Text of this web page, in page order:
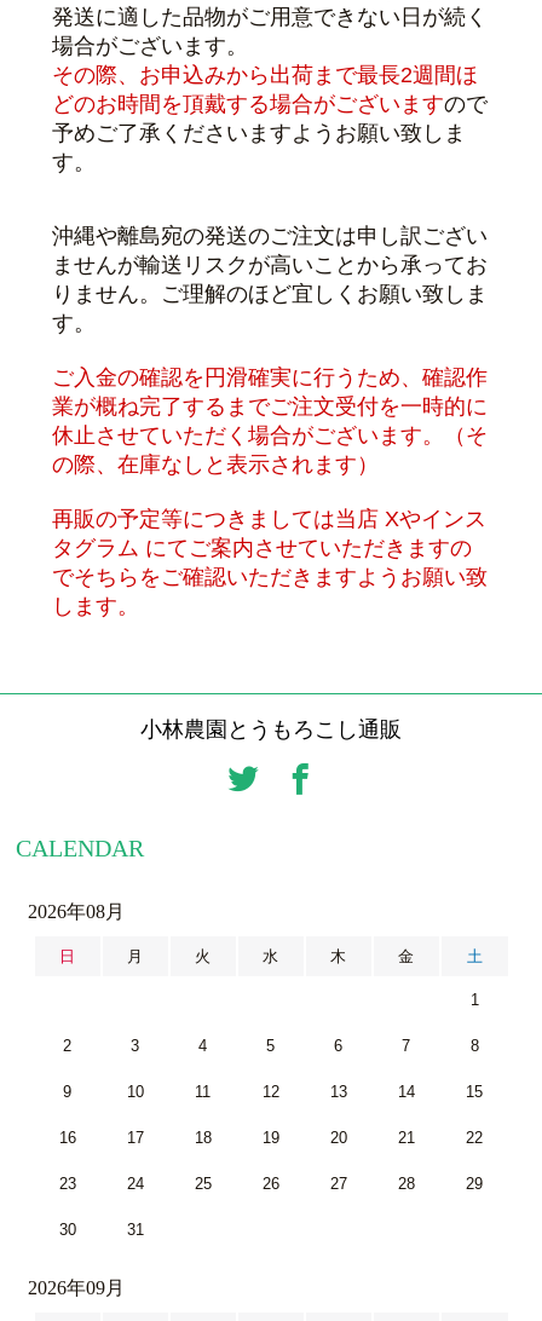
発送に適した品物がご用意できない日が続く
場合がございます。
その際、お申込みから出荷まで最長2週間ほ
どのお時間を頂戴する場合がございますので
予めご了承くださいますよう お願い致しま
す。
沖縄や離島宛の発送のご注文は申し訳ござい
ませんが輸送リスクが高いことから承ってお
りません。ご理解のほど宜しくお願い致しま
す。
ご入金の確認を円滑確実に行うため、確認作
業が概ね完了するまでご注文受付を一時的に
休止させていただく場合がございます。（そ
の際、在庫なしと表示されます）
再販の予定等につきましては当店 Xやインス
タグラム にてご案内させていただきますの
でそちらをご確認いただきますようお願い致
します。
小林農園とうもろこし通販
CALENDAR
2026年08月
日 月 火 水 木 金 土
1
2 3 4 5 6 7 8
9 10 11 12 13 14 15
16 17 18 19 20 21 22
23 24 25 26 27 28 29
30 31
2026年09月